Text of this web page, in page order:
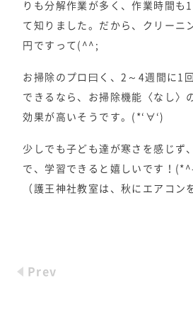
りも分解作業が多く、作業時間も
て知りました。だから、クリーニ
円ですって(^^;
お掃除のプロ曰く、2～4週間に1
できるなら、お掃除機能〈なし〉
効果が高いそうです。(*‘∀‘)
少しでも子ども達が寒さを感じず
で、学習できると嬉しいです！
（護王神社教室は、秋にエアコン
Prev